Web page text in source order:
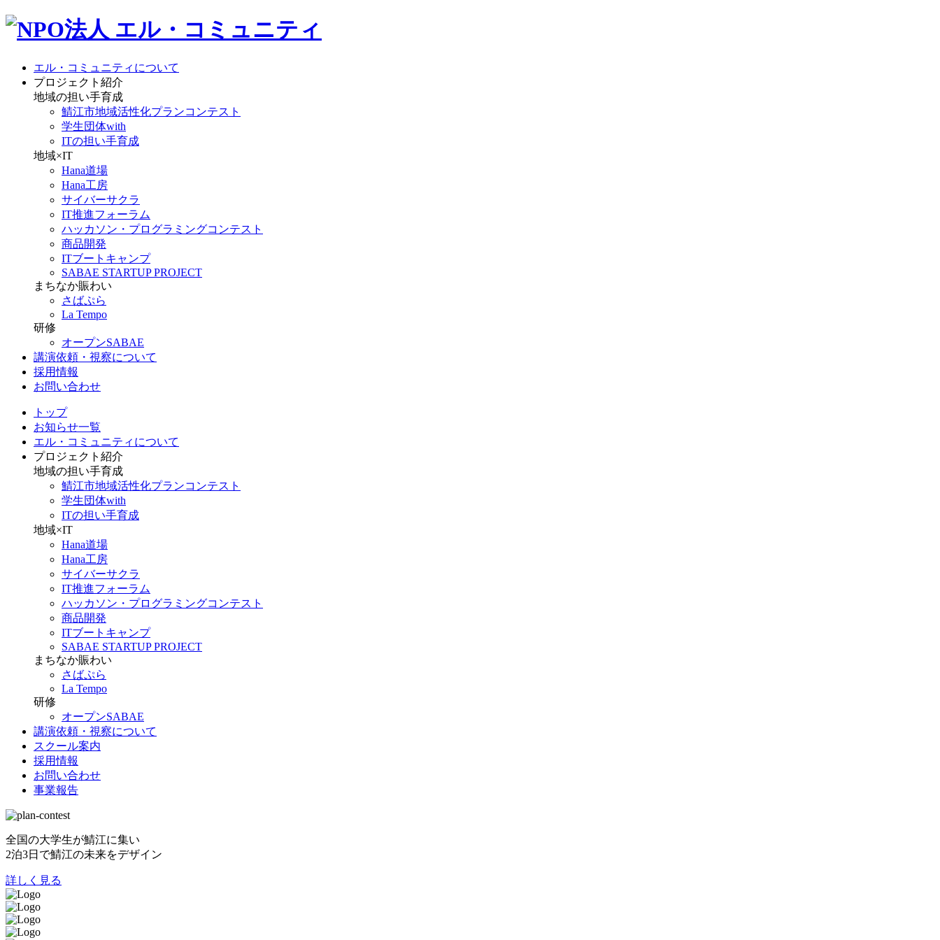
エル・コミュニティについて
プロジェクト紹介
地域の担い手育成
鯖江市地域活性化プランコンテスト
学生団体with
ITの担い手育成
地域×IT
Hana道場
Hana工房
サイバーサクラ
IT推進フォーラム
ハッカソン・プログラミングコンテスト
商品開発
ITブートキャンプ
SABAE STARTUP PROJECT
まちなか賑わい
さばぷら
La Tempo
研修
オープンSABAE
講演依頼・視察について
採用情報
お問い合わせ
トップ
お知らせ一覧
エル・コミュニティについて
プロジェクト紹介
地域の担い手育成
鯖江市地域活性化プランコンテスト
学生団体with
ITの担い手育成
地域×IT
Hana道場
Hana工房
サイバーサクラ
IT推進フォーラム
ハッカソン・プログラミングコンテスト
商品開発
ITブートキャンプ
SABAE STARTUP PROJECT
まちなか賑わい
さばぷら
La Tempo
研修
オープンSABAE
講演依頼・視察について
スクール案内
採用情報
お問い合わせ
事業報告
全国の大学生が鯖江に集い
2泊3日で鯖江の未来をデザイン
詳しく見る